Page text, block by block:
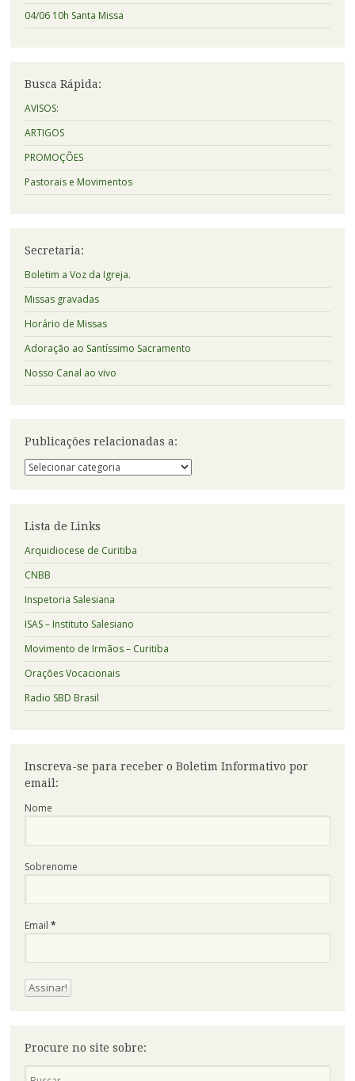
04/06 10h Santa Missa
Busca Rápida:
AVISOS:
ARTIGOS
PROMOÇÕES
Pastorais e Movimentos
Secretaria:
Boletim a Voz da Igreja.
Missas gravadas
Horário de Missas
Adoração ao Santíssimo Sacramento
Nosso Canal ao vivo
Publicações relacionadas a:
Publicações
relacionadas
Lista de Links
Arquidiocese de Curitiba
CNBB
Inspetoria Salesiana
ISAS – Instituto Salesiano
Movimento de Irmãos – Curitiba
Orações Vocacionais
Radio SBD Brasil
Inscreva-se para receber o Boletim Informativo por
email:
Nome
Sobrenome
Email *
Procure no site sobre: